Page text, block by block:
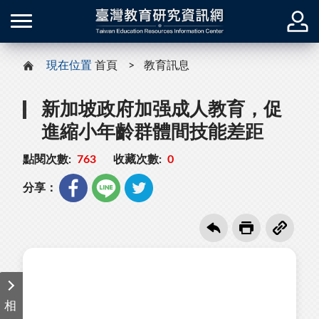
現在位置 首頁 教育訊息
新加坡政府加强成人教育，促
進縮小年齡群體間技能差距
點閱次數: 763 收藏次數: 0
分享：
相